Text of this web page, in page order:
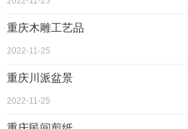
重庆木雕工艺品
2022-11-25
重庆川派盆景
2022-11-25